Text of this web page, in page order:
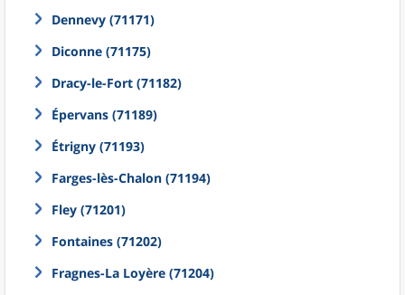
Dennevy (71171)
Diconne (71175)
Dracy-le-Fort (71182)
Épervans (71189)
Étrigny (71193)
Farges-lès-Chalon (71194)
Fley (71201)
Fontaines (71202)
Fragnes-La Loyère (71204)